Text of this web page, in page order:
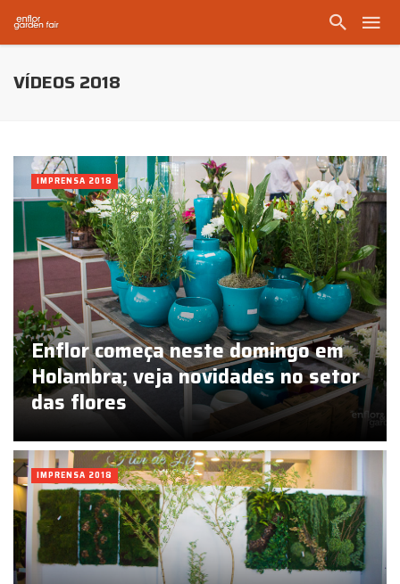
VÍDEOS 2018
Enflor começa neste domingo em
Holambra; veja novidades no setor
das flores
IMPRENSA 2018
IMPRENSA 2018